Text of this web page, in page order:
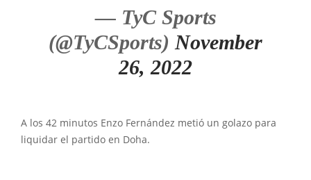
— TyC Sports
(@TyCSports) November
26, 2022
A los 42 minutos Enzo Fernández metió un golazo para
liquidar el partido en Doha.